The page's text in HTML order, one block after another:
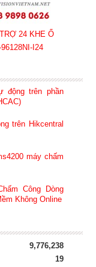
24 KHE Ổ
I24
động trên phần
trên Hikcentral
máy chấm
Công Dòng
Không Online
9,776,238
19